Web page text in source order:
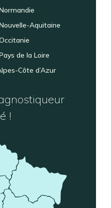
Aquitaine
de la Loire
Côte d’Azur
!